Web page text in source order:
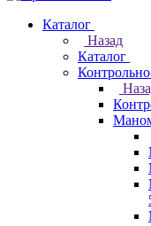
Каталог
Назад
Каталог